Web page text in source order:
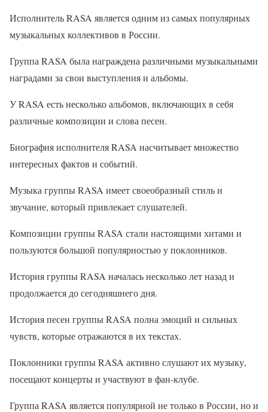
Исполнитель RASA является одним из самых популярных
музыкальных коллективов в России.
Группа RASA была награждена различными музыкальными
наградами за свои выступления и альбомы.
У RASA есть несколько альбомов, включающих в себя
различные композиции и слова песен.
Биография исполнителя RASA насчитывает множество
интересных фактов и событий.
Музыка группы RASA имеет своеобразный стиль и
звучание, который привлекает слушателей.
Композиции группы RASA стали настоящими хитами и
пользуются большой популярностью у поклонников.
История группы RASA началась несколько лет назад и
продолжается до сегодняшнего дня.
История песен группы RASA полна эмоций и сильных
чувств, которые отражаются в их текстах.
Поклонники группы RASA активно слушают их музыку,
посещают концерты и участвуют в фан-клубе.
Группа RASA является популярной не только в России, но и